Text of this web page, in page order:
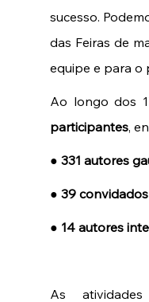
sucesso.
das Feiras de
equipe e para o
Ao longo dos
participantes,
● 331 autores
● 39
● 14 autores
As